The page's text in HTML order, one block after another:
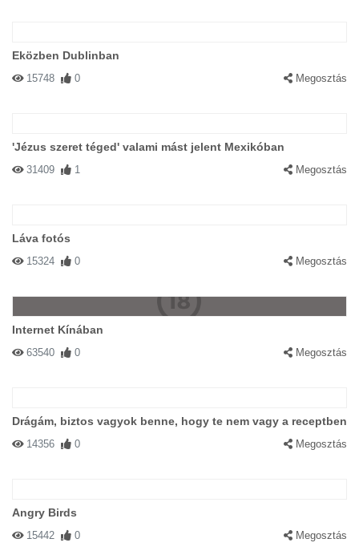
Eközben Dublinban
15748 0 Megosztás
'Jézus szeret téged' valami mást jelent Mexikóban
31409 1 Megosztás
Láva fotós
15324 0 Megosztás
Internet Kínában
63540 0 Megosztás
Drágám, biztos vagyok benne, hogy te nem vagy a receptben
14356 0 Megosztás
Angry Birds
15442 0 Megosztás